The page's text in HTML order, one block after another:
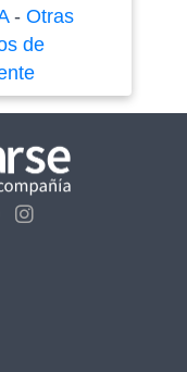
- Otras
de